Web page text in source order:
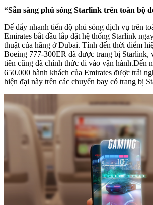
“Sẵn sàng phủ sóng Starlink trên toàn bộ
Để đẩy nhanh tiến độ phủ sóng dịch vụ trên
Emirates bắt đầu lắp đặt hệ thống Starlink
thuật của hãng ở Dubai. Tính đến thời điểm
Boeing 777-300ER đã được trang bị Starlink,
tiên cũng đã chính thức đi vào vận hành.Đến
650.000 hành khách của Emirates được trải
hiện đại này trên các chuyến bay có trang bị